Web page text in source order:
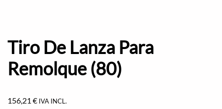
Tiro De Lanza Para
Remolque (80)
156,21 € IVA INCL.